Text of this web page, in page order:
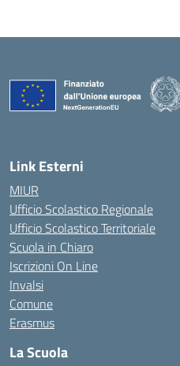
Link Esterni
MIUR
Ufficio Scolastico Regionale
Ufficio Scolastico Territoriale
Scuola in Chiaro
Iscrizioni On Line
Invalsi
Comune
Erasmus
La Scuola